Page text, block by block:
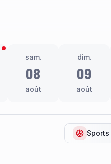
sam.
08
août
dim.
09
août
Sports